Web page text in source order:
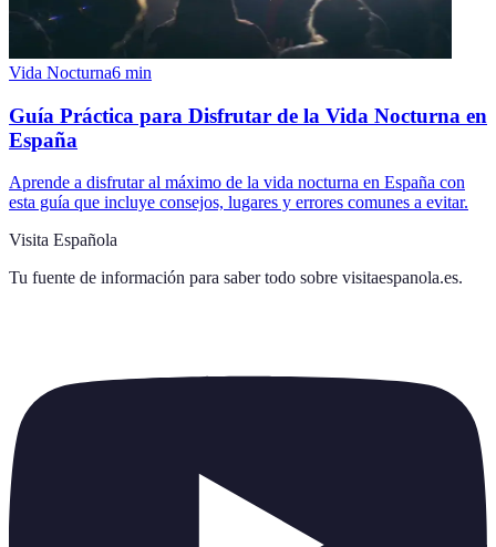
Vida Nocturna6 min
Guía Práctica para Disfrutar de la Vida Nocturna en
España
Aprende a disfrutar al máximo de la vida nocturna en España con
esta guía que incluye consejos, lugares y errores comunes a evitar.
Visita Española
Tu fuente de información para saber todo sobre visitaespanola.es.